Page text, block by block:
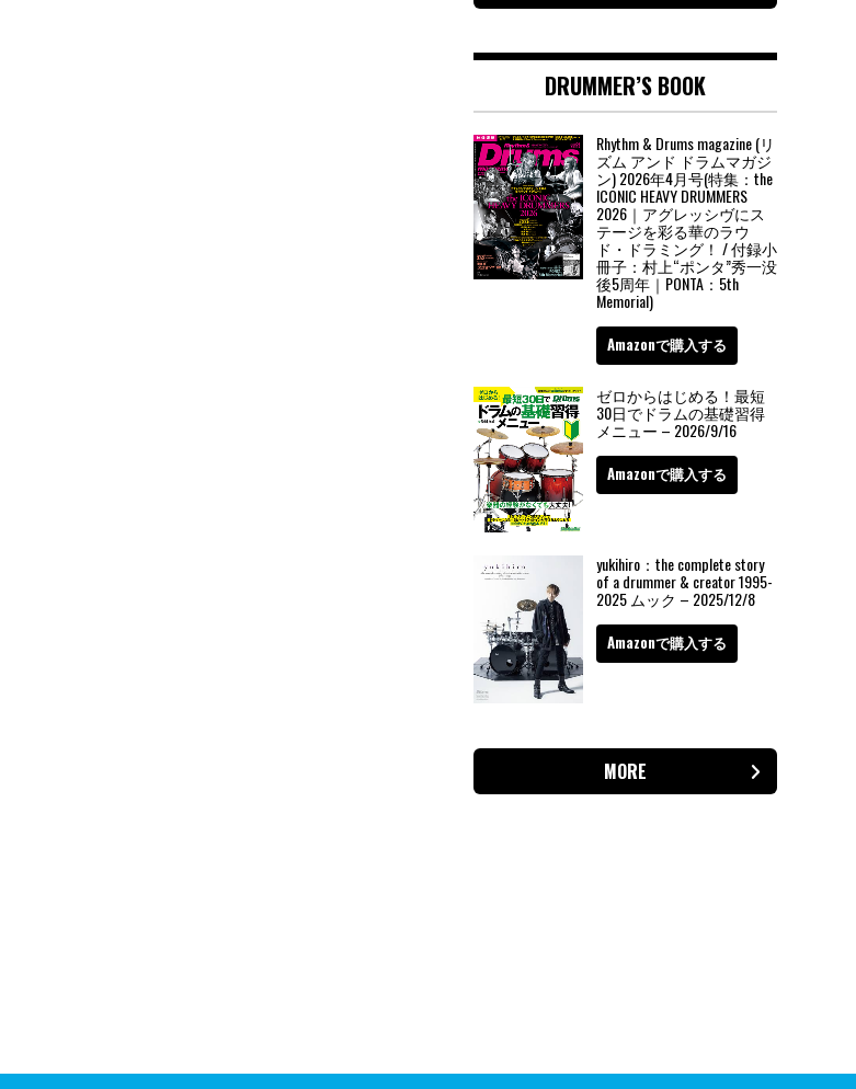
DRUMMER’S BOOK
Rhythm & Drums magazine (リ
ズム アンド ドラムマガジ
ン) 2026年4月号(特集：the
ICONIC HEAVY DRUMMERS
2026｜アグレッシヴにス
テージを彩る華のラウ
ド・ドラミング！ / 付録小
冊子：村上“ポンタ”秀一没
後5周年｜PONTA：5th
Memorial)
Amazonで購入する
ゼロからはじめる！最短
30日でドラムの基礎習得
メニュー – 2026/9/16
Amazonで購入する
yukihiro：the complete story
of a drummer & creator 1995-
2025 ムック – 2025/12/8
Amazonで購入する
MORE